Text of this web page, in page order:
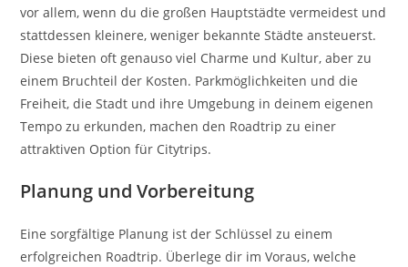
vor allem, wenn du die großen Hauptstädte vermeidest und
stattdessen kleinere, weniger bekannte Städte ansteuerst.
Diese bieten oft genauso viel Charme und Kultur, aber zu
einem Bruchteil der Kosten. Parkmöglichkeiten und die
Freiheit, die Stadt und ihre Umgebung in deinem eigenen
Tempo zu erkunden, machen den Roadtrip zu einer
attraktiven Option für Citytrips.
Planung und Vorbereitung
Eine sorgfältige Planung ist der Schlüssel zu einem
erfolgreichen Roadtrip. Überlege dir im Voraus, welche